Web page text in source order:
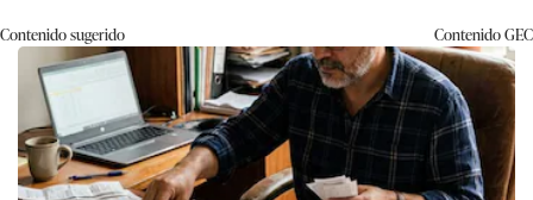
Contenido sugerido ContenidoGEC